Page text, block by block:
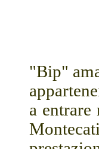
"Bip"
a entrare